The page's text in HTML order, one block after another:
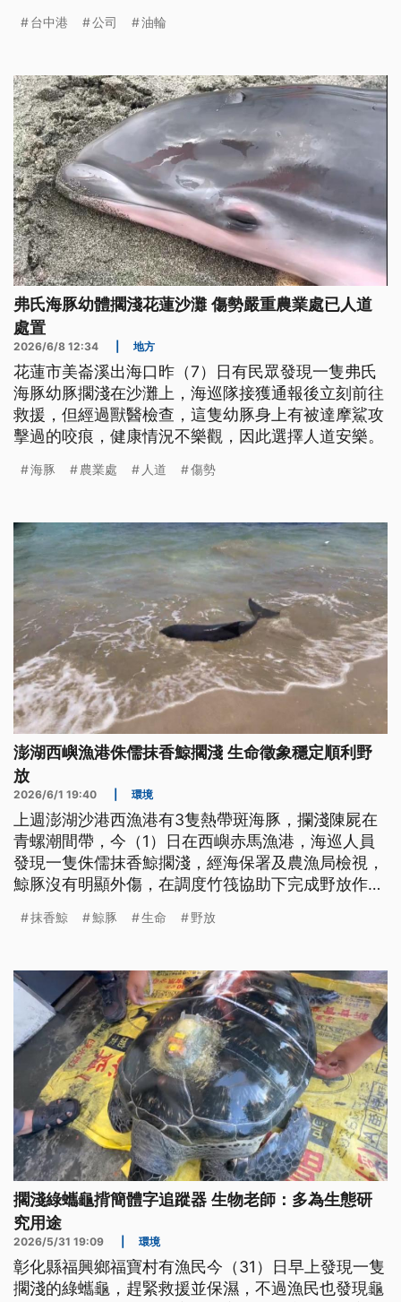
台中港 公司 油輪
弗氏海豚幼體擱淺花蓮沙灘 傷勢嚴重農業處已人道
處置
2026/6/8 12:34 地方
花蓮市美崙溪出海口昨（7）日有民眾發現一隻弗氏
海豚幼豚擱淺在沙灘上，海巡隊接獲通報後立刻前往
救援，但經過獸醫檢查，這隻幼豚身上有被達摩鯊攻
擊過的咬痕，健康情況不樂觀，因此選擇人道安樂。
海豚 農業處 人道 傷勢
澎湖西嶼漁港侏儒抹香鯨擱淺 生命徵象穩定順利野
放
2026/6/1 19:40 環境
上週澎湖沙港西漁港有3隻熱帶斑海豚，攔淺陳屍在
青螺潮間帶，今（1）日在西嶼赤馬漁港，海巡人員
發現一隻侏儒抹香鯨擱淺，經海保署及農漁局檢視，
鯨豚沒有明顯外傷，在調度竹筏協助下完成野放作
抹香鯨 鯨豚 生命 野放
擱淺綠蠵龜揹簡體字追蹤器 生物老師：多為生態研
究用途
2026/5/31 19:09 環境
彰化縣福興鄉福寶村有漁民今（31）日早上發現一隻
擱淺的綠蠵龜，趕緊救援並保濕，不過漁民也發現龜